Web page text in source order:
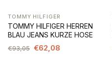
-33%
TOMMY HILFIGER
TOMMY HILFIGER HERREN
BLAU JEANS KURZE HOSE
€93,05 €62,08